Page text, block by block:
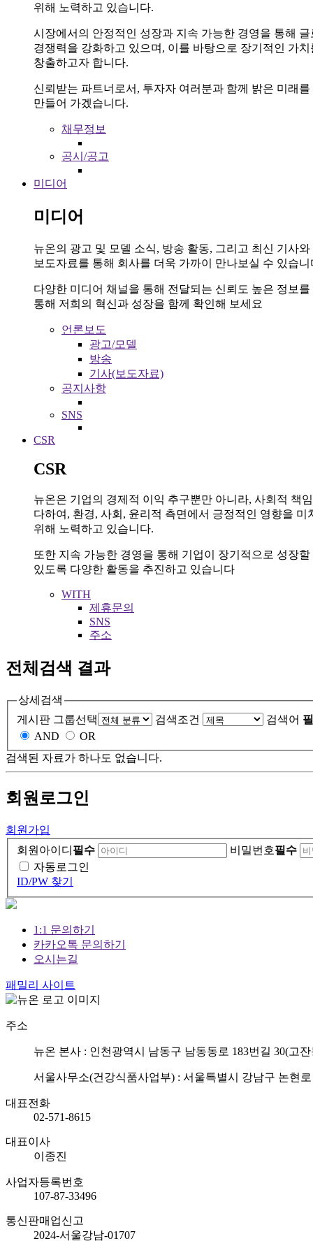
위해 노력하고 있습니다.
시장에서의 안정적인 성장과 지속 가능한 경영을 통해 글
경쟁력을 강화하고 있으며, 이를 바탕으로 장기적인 가치
창출하고자 합니다.
신뢰받는 파트너로서, 투자자 여러분과 함께 밝은 미래를
만들어 가겠습니다.
채무정보
공시/공고
미디어
미디어
뉴온의 광고 및 모델 소식, 방송 활동, 그리고 최신 기사와
보도자료를 통해 회사를 더욱 가까이 만나보실 수 있습니
다양한 미디어 채널을 통해 전달되는 신뢰도 높은 정보를
통해 저희의 혁신과 성장을 함께 확인해 보세요
언론보도
광고/모델
방송
기사(보도자료)
공지사항
SNS
CSR
CSR
뉴온은 기업의 경제적 이익 추구뿐만 아니라, 사회적 책
다하여, 환경, 사회, 윤리적 측면에서 긍정적인 영향을 미
위해 노력하고 있습니다.
또한 지속 가능한 경영을 통해 기업이 장기적으로 성장할
있도록 다양한 활동을 추진하고 있습니다
WITH
제휴문의
SNS
주소
전체검색 결과
상세검색
게시판 그룹선택
검색조건 검색어
AND
OR
검색된 자료가 하나도 없습니다.
회원 로그인
회원가입
회원아이디 필수 비밀번호필수
자동로그인
ID/PW 찾기
1:1 문의하기
카카오톡 문의하기
오시는길
패밀리 사이트
주소
뉴온 본사 : 인천광역시 남동구 남동동로 183번길 30(고
서울사무소(건강식품사업부) : 서울특별시 강남구 논현
대표전화
02-571-8615
대표이사
이종진
사업자등록번호
107-87-33496
통신판매업신고
2024-서울강남-01707